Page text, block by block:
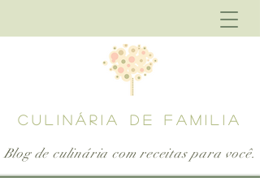
CULINÁRIA DE FAMILIA
Blog de culinária com receitas para você.